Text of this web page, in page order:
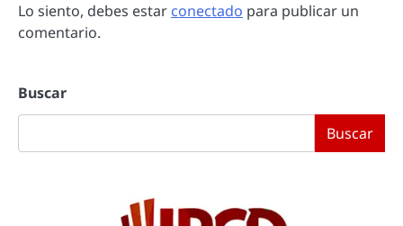
Lo siento, debes estar conectado para publicar un
comentario.
Buscar
Buscar